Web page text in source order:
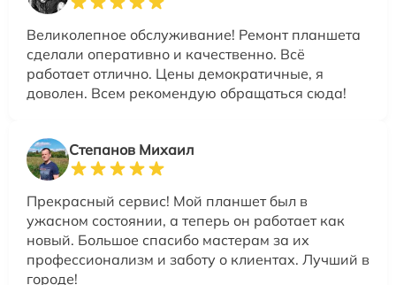
Великолепное обслуживание! Ремонт планшета
сделали оперативно и качественно. Всё
работает отлично. Цены демократичные, я
доволен. Всем рекомендую обращаться сюда!
Степанов Михаил
Прекрасный сервис! Мой планшет был в
ужасном состоянии, а теперь он работает как
новый. Большое спасибо мастерам за их
профессионализм и заботу о клиентах. Лучший в
городе!